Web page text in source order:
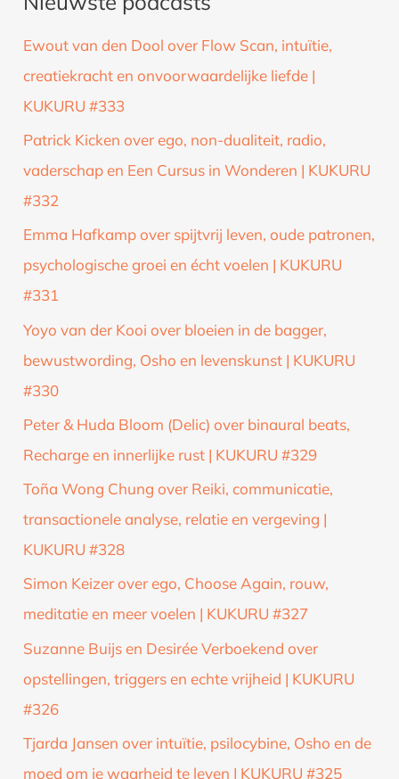
e
k
a
Ewout van den Dool over Flow Scan, intuïtie,
creatiekracht en onvoorwaardelijke liefde |
KUKURU #333
Patrick Kicken over ego, non-dualiteit, radio,
vaderschap en Een Cursus in Wonderen | KUKURU
#332
Emma Hafkamp over spijtvrij leven, oude patronen,
psychologische groei en écht voelen | KUKURU
#331
Yoyo van der Kooi over bloeien in de bagger,
bewustwording, Osho en levenskunst | KUKURU
#330
Peter & Huda Bloom (Delic) over binaural beats,
Recharge en innerlijke rust | KUKURU #329
Toña Wong Chung over Reiki, communicatie,
transactionele analyse, relatie en vergeving |
KUKURU #328
Simon Keizer over ego, Choose Again, rouw,
meditatie en meer voelen | KUKURU #327
Suzanne Buijs en Desirée Verboekend over
opstellingen, triggers en echte vrijheid | KUKURU
#326
Tjarda Jansen over intuïtie, psilocybine, Osho en de
moed om je waarheid te leven | KUKURU #325